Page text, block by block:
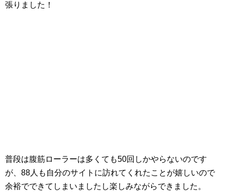
張りました！
普段は腹筋ローラーは多くても50回しかやらないのです
が、88人も自分のサイトに訪れてくれたことが嬉しいので
余裕でできてしまいましたし楽しみながらできました。